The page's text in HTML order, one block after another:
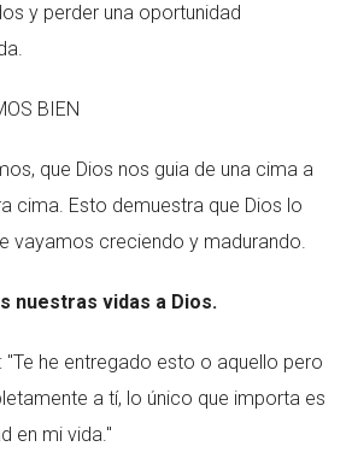
y perder una oportunidad
BIEN
que Dios nos guia de una cima a
cima. Esto demuestra que Dios lo
vayamos creciendo y madurando.
nuestras vidas a Dios.
"Te he entregado esto o aquello pero
a tí, lo único que importa es
en mi vida."